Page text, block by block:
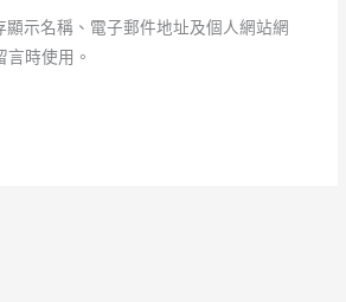
顯示名稱、電子郵件地址及個人網站網
時使用。